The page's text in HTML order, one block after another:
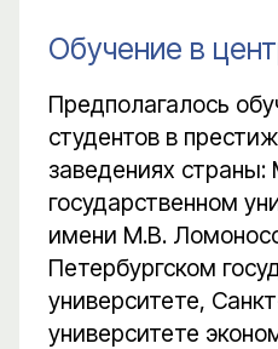
Обучение в
Предполагалось
студентов в
заведениях страны:
государственном
имени М.В.
Петербургском
университете,
университете